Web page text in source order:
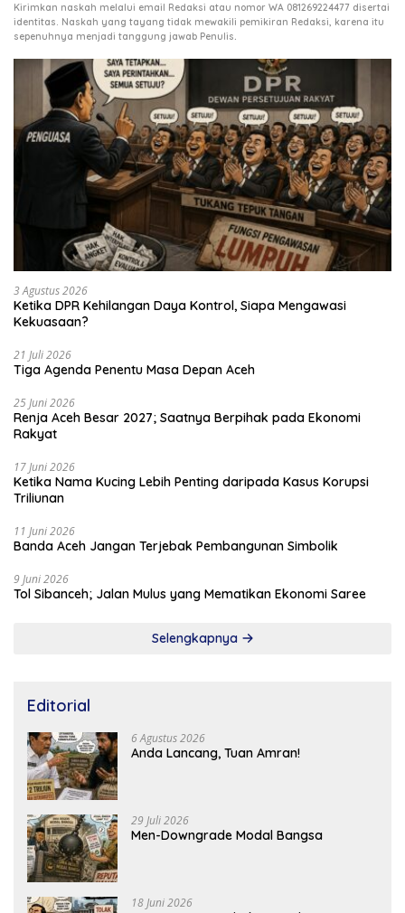
Kirimkan naskah melalui email Redaksi atau nomor WA 081269224477 disertai
identitas. Naskah yang tayang tidak mewakili pemikiran Redaksi, karena itu
sepenuhnya menjadi tanggung jawab Penulis
3 Agustus 2026
Ketika DPR Kehilangan Daya Kontrol, Siapa Mengawasi
Kekuasaan?
21 Juli 2026
Tiga Agenda Penentu Masa Depan Aceh
25 Juni 2026
Renja Aceh Besar 2027; Saatnya Berpihak pada Ekonomi
Rakyat
17 Juni 2026
Ketika Nama Kucing Lebih Penting daripada Kasus Korupsi
Triliunan
11 Juni 2026
Banda Aceh Jangan Terjebak Pembangunan Simbolik
9 Juni 2026
Tol Sibanceh; Jalan Mulus yang Mematikan Ekonomi Saree
Selengkapnya
Editorial
6 Agustus 2026
Anda Lancang, Tuan Amran!
29 Juli 2026
Men-Downgrade Modal Bangsa
18 Juni 2026